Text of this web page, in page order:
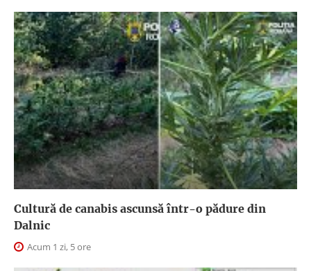
Cultură de canabis ascunsă într-o pădure din
Dalnic
Acum 1 zi, 5 ore